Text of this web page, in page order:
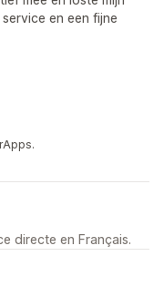
en een fijne
directe en Français.